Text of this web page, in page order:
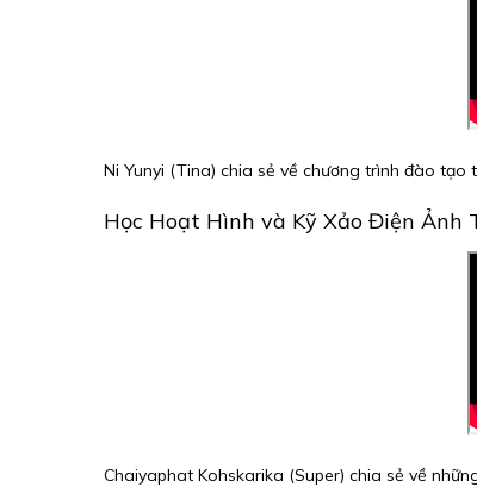
Ni Yunyi (Tina) chia sẻ về chương trình đào
Học Hoạt Hình và Kỹ Xảo Điện Ảnh
Chaiyaphat Kohskarika (Super) chia sẻ về